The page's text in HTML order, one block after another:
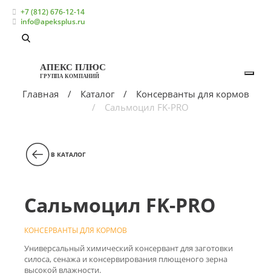
+7 (812) 676-12-14
info@apeksplus.ru
АПЕКС ПЛЮС
ГРУППА КОМПАНИЙ
Главная Каталог
Консерванты для кормов
Сальмоцил FK-PRO
В КАТАЛОГ
Сальмоцил FK-PRO
КОНСЕРВАНТЫ ДЛЯ КОРМОВ
Универсальный химический консервант для заготовки
силоса, сенажа и консервирования плющеного зерна
высокой влажности.